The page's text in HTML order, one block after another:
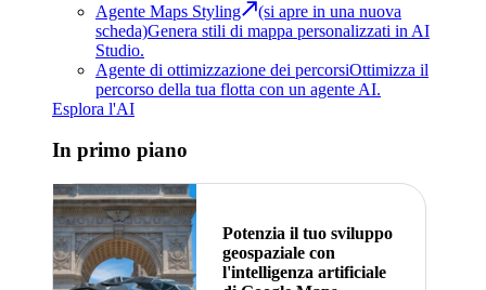
Agente Maps Styling
(si apre in una nuova
scheda)Genera stili di mappa personalizzati in AI
Studio.
Agente di ottimizzazione dei percorsiOttimizza il
percorso della tua flotta con un agente AI.
Esplora l'AI
In primo piano
Potenzia il tuo sviluppo
geospaziale con
l'intelligenza artificiale